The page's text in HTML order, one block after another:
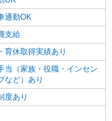
通勤OK
支給
育休取得実績あり
当（家族・役職・インセン
など）あり
度あり